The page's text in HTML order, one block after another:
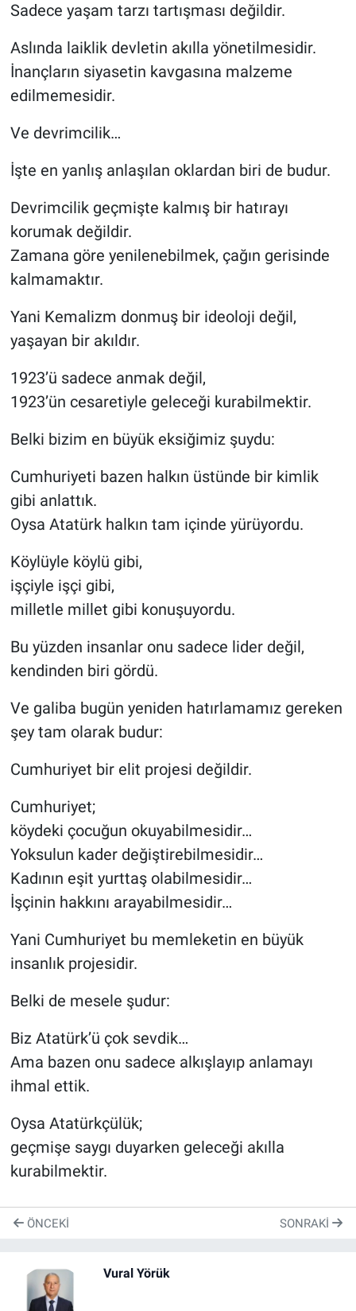
Sadece yaşam tarzı tartışması değildir.
Aslında laiklik devletin akılla yönetilmesidir.
İnançların siyasetin kavgasına malzeme
edilmemesidir.
Ve devrimcilik…
İşte en yanlış anlaşılan oklardan biri de budur.
Devrimcilik geçmişte kalmış bir hatırayı
korumak değildir.
Zamana göre yenilenebilmek, çağın gerisinde
kalmamaktır.
Yani Kemalizm donmuş bir ideoloji değil,
yaşayan bir akıldır.
1923’ü sadece anmak değil,
1923’ün cesaretiyle geleceği kurabilmektir.
Belki bizim en büyük eksiğimiz şuydu:
Cumhuriyeti bazen halkın üstünde bir kimlik
gibi anlattık.
Oysa Atatürk halkın tam içinde yürüyordu.
Köylüyle köylü gibi,
işçiyle işçi gibi,
milletle millet gibi konuşuyordu.
Bu yüzden insanlar onu sadece lider değil,
kendinden biri gördü.
Ve galiba bugün yeniden hatırlamamız gereken
şey tam olarak budur:
Cumhuriyet bir elit projesi değildir.
Cumhuriyet;
köydeki çocuğun okuyabilmesidir…
Yoksulun kader değiştirebilmesidir…
Kadının eşit yurttaş olabilmesidir…
İşçinin hakkını arayabilmesidir…
Yani Cumhuriyet bu memleketin en büyük
insanlık projesidir.
Belki de mesele şudur:
Biz Atatürk’ü çok sevdik…
Ama bazen onu sadece alkışlayıp anlamayı
ihmal ettik.
Oysa Atatürkçülük;
geçmişe saygı duyarken geleceği akılla
kurabilmektir.
ÖNCEKI SONRAKI
Vural Yörük